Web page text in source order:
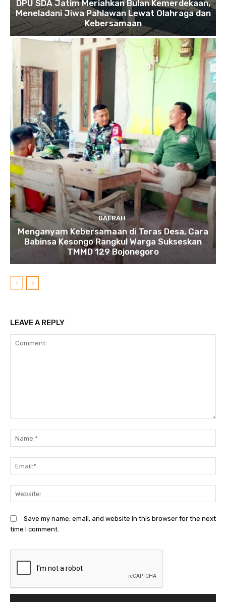
DPU SDA Jatim Meriahkan Bulan Kemerdekaan,
Meneladani Jiwa Pahlawan Lewat Olahraga dan
Kebersamaan
DAERAH
Menganyam Kebersamaan di Teras Desa, Cara
Babinsa Kesongo Rangkul Warga Sukseskan
TMMD 129 Bojonegoro
LEAVE A REPLY
Save my name, email, and website in this browser for the next
time I comment.